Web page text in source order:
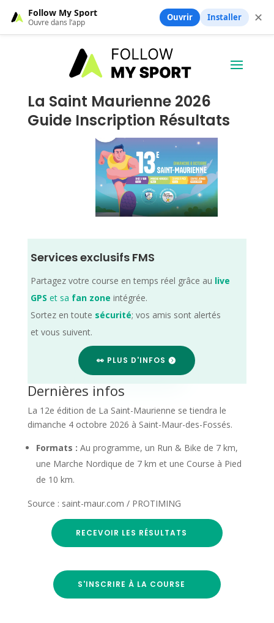
La Saint Maurienne 2026
Guide Inscription Résultats
Services exclusifs FMS
Partagez votre course en temps réel grâce au live
GPS et sa fan zone intégrée.
Sortez en toute sécurité; vos amis sont alertés
et vous suivent.
👀 PLUS D'INFOS
Dernières infos
La 12e édition de La Saint-Maurienne se tiendra le
dimanche 4 octobre 2026 à Saint-Maur-des-Fossés.
Formats : Au programme, un Run & Bike de 7 km,
une Marche Nordique de 7 km et une Course à Pied
de 10 km.
Source : saint-maur.com / PROTIMING
RECEVOIR LES RÉSULTATS
S'INSCRIRE À LA COURSE
Follow My Sport
Ouvre dans l’app Ouvrir Installer ✕